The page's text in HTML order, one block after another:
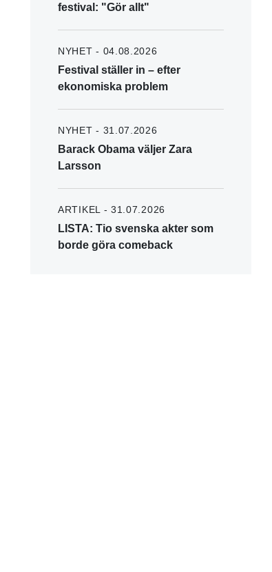
festival: "Gör allt"
NYHET - 04.08.2026
Festival ställer in – efter
ekonomiska problem
NYHET - 31.07.2026
Barack Obama väljer Zara
Larsson
ARTIKEL - 31.07.2026
LISTA: Tio svenska akter som
borde göra comeback